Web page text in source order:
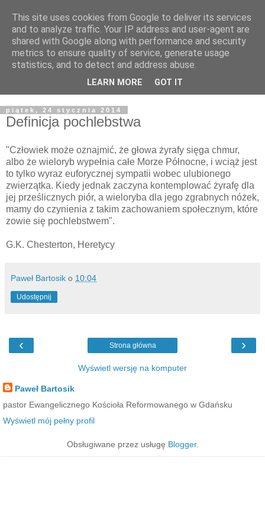
Żyjąc wiarą w REALNYM
świecie
Blog pastora Pawła Bartosika
piątek, 24 stycznia 2014
Definicja pochlebstwa
"Człowiek może oznajmić, że głowa żyrafy sięga chmur,
albo że wieloryb wypełnia całe Morze Północne, i wciąż jest
to tylko wyraz euforycznej sympatii wobec ulubionego
zwierzątka. Kiedy jednak zaczyna kontemplować żyrafę dla
jej prześlicznych piór, a wieloryba dla jego zgrabnych nóżek,
mamy do czynienia z takim zachowaniem społecznym, które
zowie się pochlebstwem".
G.K. Chesterton, Heretycy
Paweł Bartosik o 10:04
Udostępnij
‹ ›
Strona główna
Wyświetl wersję na komputer
Paweł Bartosik
pastor Ewangelicznego Kościoła Reformowanego w Gdańsku
Wyświetl mój pełny profil
Obsługiwane przez usługę Blogger.
This site uses cookies from Google to deliver its services
and to analyze traffic. Your IP address and user-agent are
shared with Google along with performance and security
metrics to ensure quality of service, generate usage
statistics, and to detect and address abuse.
LEARN MORE GOT IT